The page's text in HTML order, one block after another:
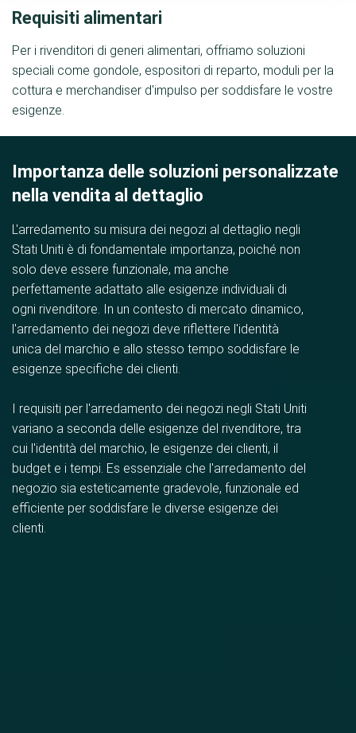
Requisiti alimentari
Per i rivenditori di generi alimentari, offriamo soluzioni
speciali come gondole, espositori di reparto, moduli per la
cottura e merchandiser d'impulso per soddisfare le vostre
esigenze.
Importanza delle soluzioni personalizzate
nella vendita al dettaglio
L'arredamento su misura dei negozi al dettaglio negli
Stati Uniti è di fondamentale importanza, poiché non
solo deve essere funzionale, ma anche
perfettamente adattato alle esigenze individuali di
ogni rivenditore. In un contesto di mercato dinamico,
l'arredamento dei negozi deve riflettere l'identità
unica del marchio e allo stesso tempo soddisfare le
esigenze specifiche dei clienti.
I requisiti per l'arredamento dei negozi negli Stati Uniti
variano a seconda delle esigenze del rivenditore, tra
cui l'identità del marchio, le esigenze dei clienti, il
budget e i tempi. Es essenziale che l'arredamento del
negozio sia esteticamente gradevole, funzionale ed
efficiente per soddisfare le diverse esigenze dei
clienti.